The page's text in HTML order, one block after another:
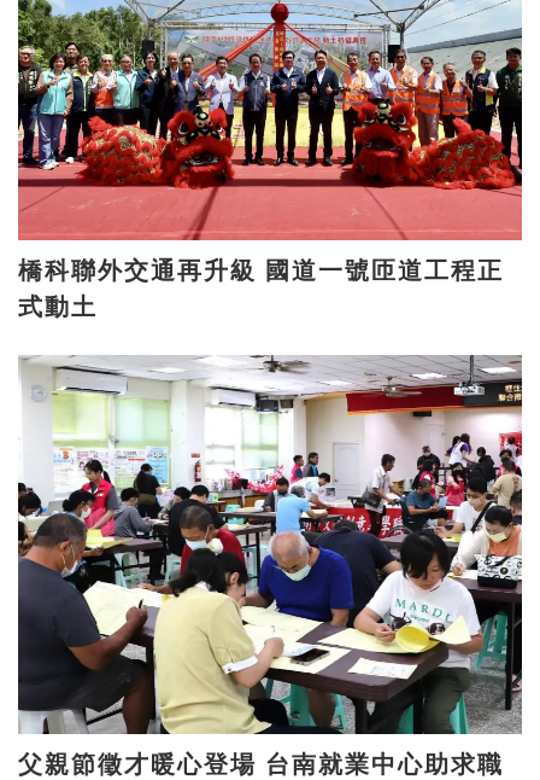
橋科聯外交通再升級 國道一號匝道工程正
式動土
父親節徵才暖心登場 台南就業中心助求職